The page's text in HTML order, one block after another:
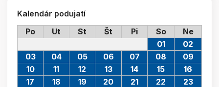
Kalendár podujatí
Po
Ut St Št Pi So Ne
01
02
03
04 05 06 07 08
09
10
11 12 13 14 15
16
17
18 19 20 21 22
23